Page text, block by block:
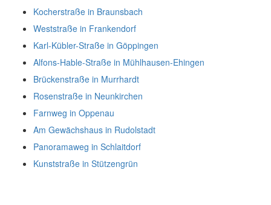
Kocherstraße in Braunsbach
Weststraße in Frankendorf
Karl-Kübler-Straße in Göppingen
Alfons-Hable-Straße in Mühlhausen-Ehingen
Brückenstraße in Murrhardt
Rosenstraße in Neunkirchen
Farnweg in Oppenau
Am Gewächshaus in Rudolstadt
Panoramaweg in Schlaitdorf
Kunststraße in Stützengrün